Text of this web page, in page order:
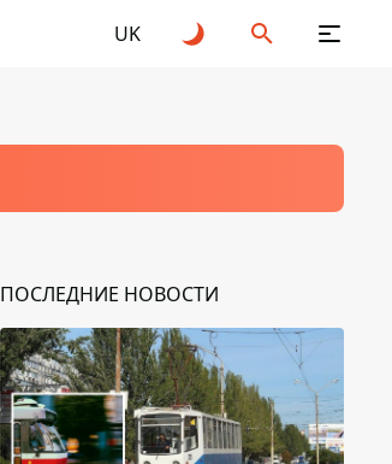
UK
ПОСЛЕДНИЕ НОВОСТИ